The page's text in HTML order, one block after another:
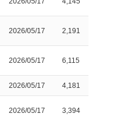
2026/05/17 2,191
2026/05/17 6,115
2026/05/17 4,181
2026/05/17 3,394